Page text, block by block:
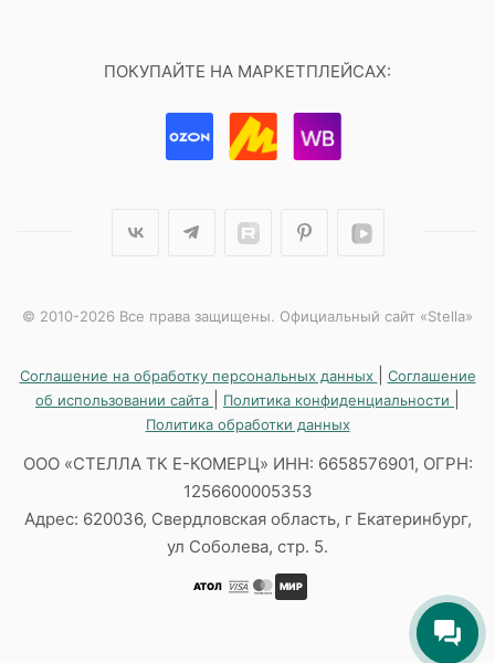
ПОКУПАЙТЕ НА МАРКЕТПЛЕЙСАХ:
© 2010-2026 Все права защищены. Официальный сайт «Stella»
Соглашение на обработку персональных данных
Соглашение
об использовании сайта
Политика конфиденциальности
Политика обработки данных
ООО «СТЕЛЛА ТК Е-КОМЕРЦ» ИНН: 6658576901, ОГРН:
1256600005353
Адрес: 620036, Свердловская область, г Екатеринбург,
ул Соболева, стр. 5.
АТОЛ МИР